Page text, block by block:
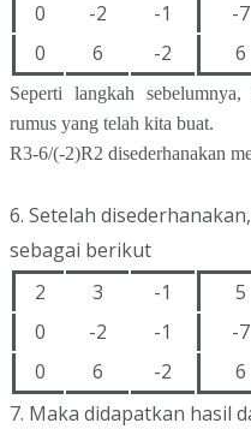
0
-2 -1
-7
0
6 -2 6
Seperti langkah
rumus yang telah kita buat.
R3-6/(-2)R2 disederhanakan
6. Setelah
sebagai berikut
2
3 -1
5
0
-2 -1
-7
0
6 -2 6
7. Maka didapatkan hasil